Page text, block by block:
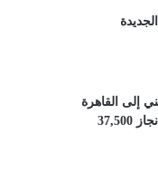
إلى القاهرة
لدعم العودة الطوعية وإنجاز 37,500